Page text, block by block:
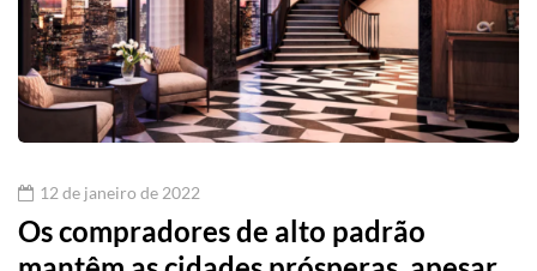
12 de janeiro de 2022
Os compradores de alto padrão